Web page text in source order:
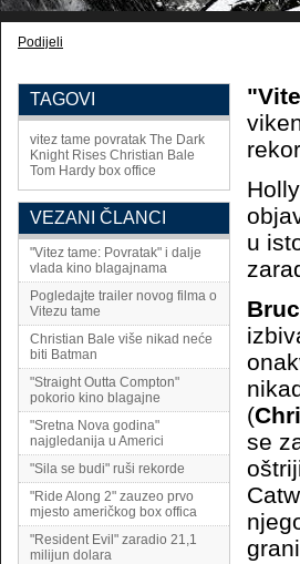
Podijeli
TAGOVI
vitez tame povratak The Dark
Knight Rises Christian Bale
Tom Hardy box office
VEZANI ČLANCI
"Vitez tame: Povratak" i dalje
vlada kino blagajnama
Pogledajte trailer novog filma o
Vitezu tame
Christian Bale više nikad neće
biti Batman
"Straight Outta Compton"
pokorio kino blagajne
"Sretna Nova godina"
najgledanija u Americi
"Sila se budi" ruši rekorde
"Ride Along 2" zauzeo prvo
mjesto američkog box offica
"Resident Evil" zaradio 21,1
milijun dolara
u
(
se